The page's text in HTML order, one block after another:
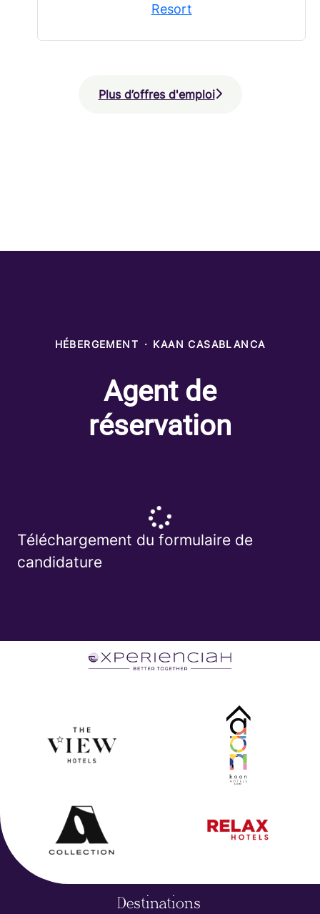
Resort
Plus d’offres d'emploi
HÉBERGEMENT · KAAN CASABLANCA
Agent de
réservation
Téléchargement du formulaire de
candidature
Destinations